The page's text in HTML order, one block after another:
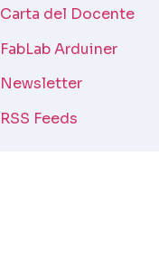
Carta del Docente
FabLab Arduiner
Newsletter
RSS Feeds